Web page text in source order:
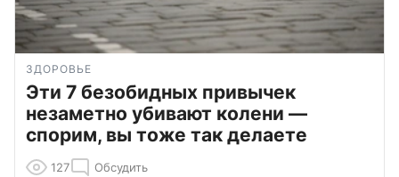
ЗДОРОВЬЕ
Эти 7 безобидных привычек
незаметно убивают колени —
спорим, вы тоже так делаете
127 Обсудить